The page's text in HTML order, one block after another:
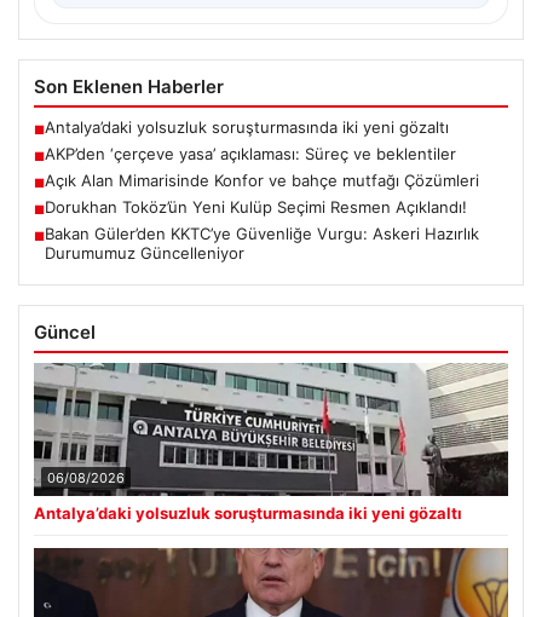
Son Eklenen Haberler
■Antalya’daki yolsuzluk soruşturmasında iki yeni gözaltı
■AKP’den ‘çerçeve yasa’ açıklaması: Süreç ve beklentiler
■Açık Alan Mimarisinde Konfor ve bahçe mutfağı Çözümleri
■Dorukhan Toköz’ün Yeni Kulüp Seçimi Resmen Açıklandı!
■Bakan Güler’den KKTC’ye Güvenliğe Vurgu: Askeri Hazırlık
Durumumuz Güncelleniyor
Güncel
06/08/2026
Antalya’daki yolsuzluk soruşturmasında iki yeni gözaltı